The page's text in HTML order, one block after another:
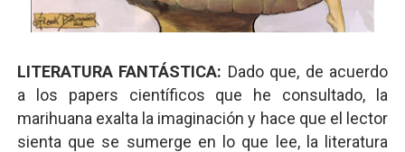
LITERATURA FANTÁSTICA: Dado que, de acuerdo
a los papers científicos que he consultado, la
marihuana exalta la imaginación y hace que el lector
sienta que se sumerge en lo que lee, la literatura